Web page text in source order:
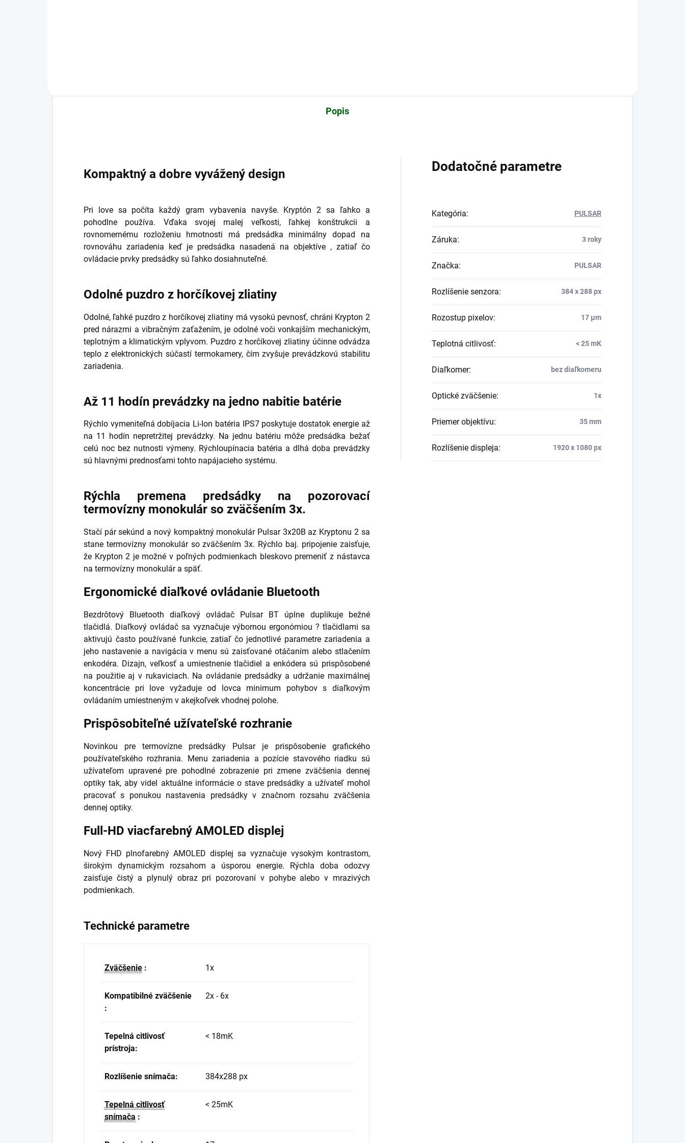
Popis
Kompaktný a dobre vyvážený design
Pri love sa počíta každý gram vybavenia navyše. Kryptón 2 sa ľahko a
pohodlne používa. Vďaka svojej malej veľkosti, ľahkej konštrukcii a
rovnomernému rozloženiu hmotnosti má predsádka minimálny dopad na
rovnováhu zariadenia keď je predsádka nasadená na objektíve , zatiaľ čo
ovládacie prvky predsádky sú ľahko dosiahnuteľné.
Odolné puzdro z horčíkovej zliatiny
Odolné, ľahké puzdro z horčíkovej zliatiny má vysokú pevnosť, chráni Krypton 2
pred nárazmi a vibračným zaťažením, je odolné voči vonkajším mechanickým,
teplotným a klimatickým vplyvom. Puzdro z horčíkovej zliatiny účinne odvádza
teplo z elektronických súčastí termokamery, čím zvyšuje prevádzkovú stabilitu
zariadenia.
Až 11 hodín prevádzky na jedno nabitie batérie
Rýchlo vymeniteľná dobíjacia Li-Ion batéria IPS7 poskytuje dostatok energie až
na 11 hodín nepretržitej prevádzky. Na jednu batériu môže predsádka bežať
celú noc bez nutnosti výmeny. Rýchloupínacia batéria a dlhá doba prevádzky
sú hlavnými prednosťami tohto napájacieho systému.
Rýchla premena predsádky na pozorovací
termovízny monokulár so zväčšením 3x.
Stačí pár sekúnd a nový kompaktný monokulár Pulsar 3x20B az Kryptonu 2 sa
stane termovízny monokulár so zväčšením 3x. Rýchlo baj. pripojenie zaisťuje,
že Krypton 2 je možné v poľných podmienkach bleskovo premeniť z nástavca
na termovízny monokulár a späť.
Ergonomické diaľkové ovládanie Bluetooth
Bezdrôtový Bluetooth diaľkový ovládač Pulsar BT úplne duplikuje bežné
tlačidlá. Diaľkový ovládač sa vyznačuje výbornou ergonómiou ? tlačidlami sa
aktivujú často používané funkcie, zatiaľ čo jednotlivé parametre zariadenia a
jeho nastavenie a navigácia v menu sú zaisťované otáčaním alebo stlačením
enkodéra. Dizajn, veľkosť a umiestnenie tlačidiel a enkódera sú prispôsobené
na použitie aj v rukaviciach. Na ovládanie predsádky a udržanie maximálnej
koncentrácie pri love vyžaduje od lovca minimum pohybov s diaľkovým
ovládaním umiestneným v akejkoľvek vhodnej polohe.
Prispôsobiteľné užívateľské rozhranie
Novinkou pre termovízne predsádky Pulsar je prispôsobenie grafického
používateľského rozhrania. Menu zariadenia a pozície stavového riadku sú
užívateľom upravené pre pohodlné zobrazenie pri zmene zväčšenia dennej
optiky tak, aby videl aktuálne informácie o stave predsádky a užívateľ mohol
pracovať s ponukou nastavenia predsádky v značnom rozsahu zväčšenia
dennej optiky.
Full-HD viacfarebný AMOLED displej
Nový FHD plnofarebný AMOLED displej sa vyznačuje vysokým kontrastom,
širokým dynamickým rozsahom a úsporou energie.
Rýchla doba odozvy
zaisťuje čistý a plynulý obraz pri pozorovaní v pohybe alebo v mrazivých
podmienkach.
Technické parametre
Zväčšenie : 1x
Kompatibilné zväčšenie
:
2x - 6x
Tepelná citlivosť
prístroja:
< 18mK
Rozlíšenie snímača: 384x288 px
Tepelná citlivosť
snímača :
< 25mK
Dodatočné parametre
Kategória: PULSAR
Záruka: 3 roky
Značka: PULSAR
Rozlíšenie senzora: 384 x 288 px
Rozostup pixelov: 17 µm
Teplotná citlivosť: < 25 mK
Diaľkomer: bez diaľkomeru
Optické zväčšenie: 1x
Priemer objektívu: 35 mm
Rozlíšenie displeja: 1920 x 1080 px